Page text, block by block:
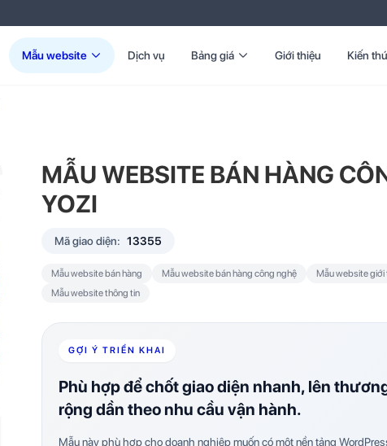
Mẫu website Dịch vụ Bảng giá Giới thiệu Kiến
MẪU WEBSITE BÁN HÀNG
YOZI
Mã giao diện: 13355
Mẫu website bán hàng Mẫu website bán hàng công nghệ
Mẫu website giới
Mẫu website thông tin
GỢI Ý TRIỂN KHAI
Phù hợp để chốt giao diện nhanh, lên
rộng dần theo nhu cầu vận hành.
Mẫu này phù hợp cho doanh nghiệp muốn có một nền tảng